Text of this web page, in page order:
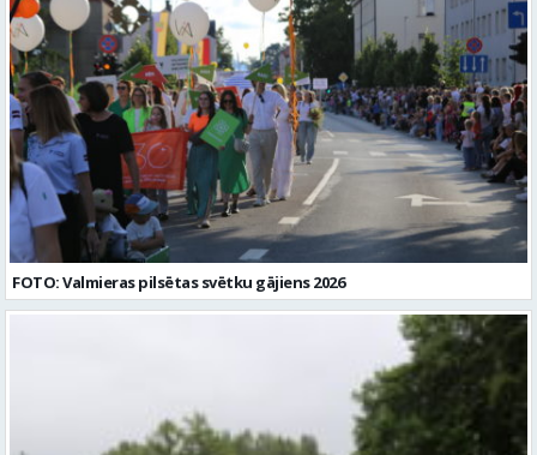
FOTO: Valmieras pilsētas svētku gājiens 2026